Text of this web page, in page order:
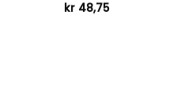
kr 48,75